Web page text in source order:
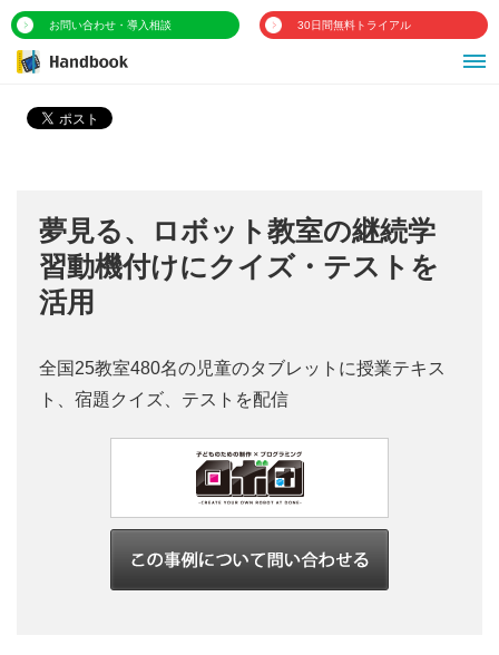
お問い合わせ・導入相談 30日間無料トライアル
夢見る、ロボット教室の継続学
習動機付けにクイズ・テストを
活用
全国25教室480名の児童のタブレットに授業テキス
ト、宿題クイズ、テストを配信